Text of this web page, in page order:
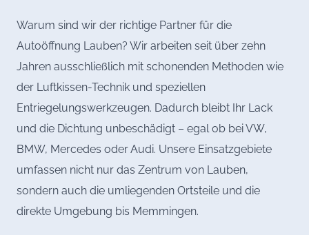
Warum sind wir der richtige Partner für die
Autoöffnung Lauben? Wir arbeiten seit über zehn
Jahren ausschließlich mit schonenden Methoden wie
der Luftkissen-Technik und speziellen
Entriegelungswerkzeugen. Dadurch bleibt Ihr Lack
und die Dichtung unbeschädigt – egal ob bei VW,
BMW, Mercedes oder Audi. Unsere Einsatzgebiete
umfassen nicht nur das Zentrum von Lauben,
sondern auch die umliegenden Ortsteile und die
direkte Umgebung bis Memmingen.